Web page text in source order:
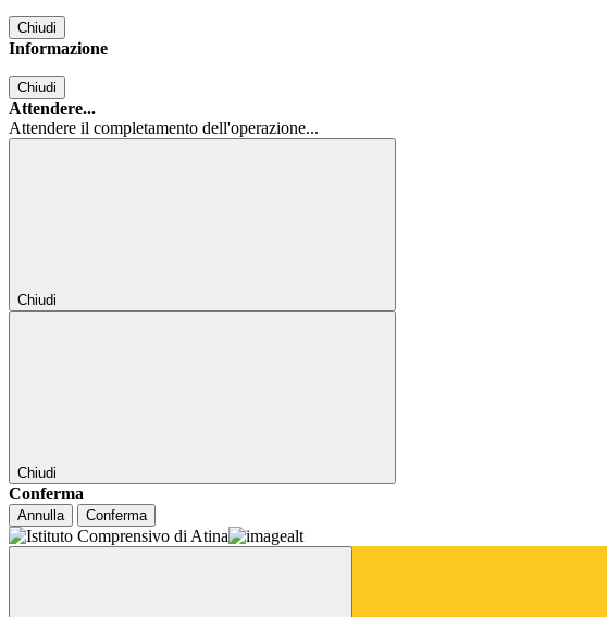
Chiudi
Informazione
Chiudi
Attendere...
Attendere il completamento dell'operazione...
Chiudi
Chiudi
Conferma
Annulla Conferma